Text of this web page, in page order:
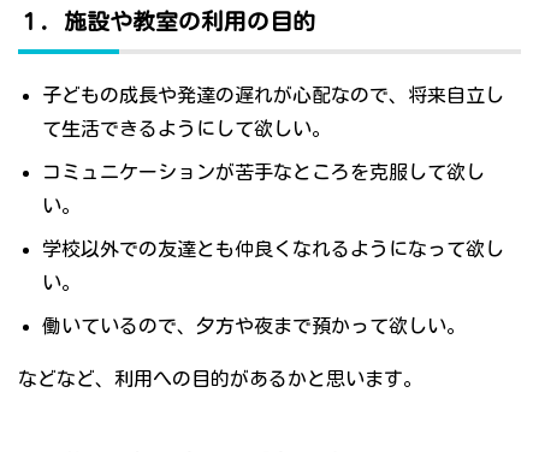
１．施設や教室の利用の目的
子どもの成長や発達の遅れが心配なので、将来自立し
て生活できるようにして欲しい。
コミュニケーションが苦手なところを克服して欲し
い。
学校以外での友達とも仲良くなれるようになって欲し
い。
働いているので、夕方や夜まで預かって欲しい。
などなど、利用への目的があるかと思います。